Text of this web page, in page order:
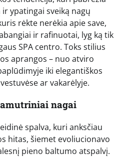
ypatingai sveiką nagų
rėkte nerėkia apie save,
ir rafinuotai, lyg ką tik
SPA centro. Toks stilius
aprangos – nuo atviro
iki elegantiškos
ar vakarėlyje.
nagai
spalva, kuri anksčiau
hitas, šiemet evoliucionavo
pieno baltumo atspalvį.